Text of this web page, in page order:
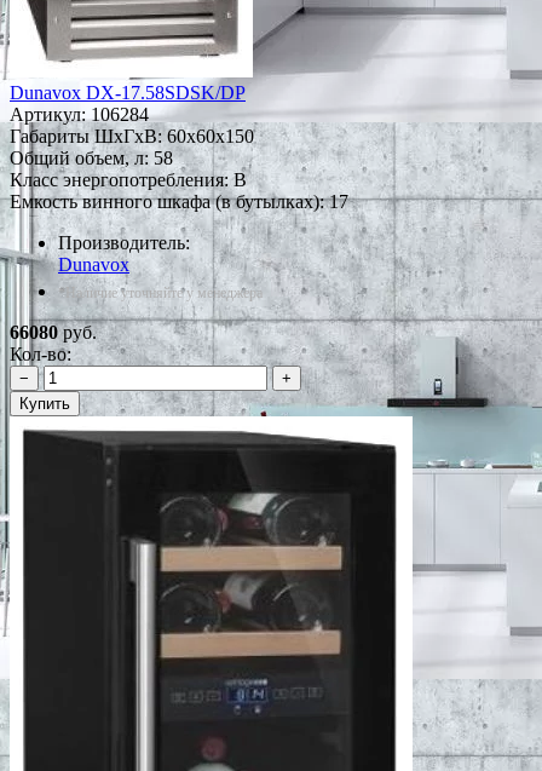
Dunavox DX-17.58SDSK/DP
Артикул: 106284
Габариты ШxГxВ: 60x60x150
Общий объем, л: 58
Класс энергопотребления: B
Емкость винного шкафа (в бутылках): 17
Производитель:
Dunavox
*Наличие уточняйте у менеджера
66080руб.
Кол-во:
−
+
Купить